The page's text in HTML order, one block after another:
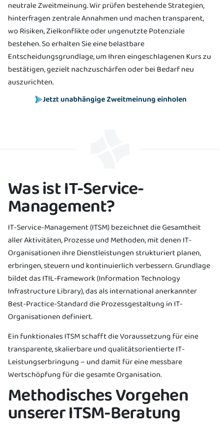
neutrale Zweitmeinung. Wir prüfen bestehende Strategien,
hinterfragen zentrale Annahmen und machen transparent,
wo Risiken, Zielkonflikte oder ungenutzte Potenziale
bestehen. So erhalten Sie eine belastbare
Entscheidungsgrundlage, um Ihren eingeschlagenen Kurs zu
bestätigen, gezielt nachzuschärfen oder bei Bedarf neu
auszurichten.
Jetzt unabhängige Zweitmeinung einholen
Was ist IT-Service-
Management?
IT-Service-Management (ITSM) bezeichnet die Gesamtheit
aller Aktivitäten, Prozesse und Methoden, mit denen IT-
Organisationen ihre Dienstleistungen strukturiert planen,
erbringen, steuern und kontinuierlich verbessern. Grundlage
bildet das ITIL-Framework (Information Technology
Infrastructure Library), das als international anerkannter
Best-Practice-Standard die Prozessgestaltung in IT-
Organisationen definiert.
Ein funktionales ITSM schafft die Voraussetzung für eine
transparente, skalierbare und qualitätsorientierte IT-
Leistungserbringung – und damit für eine messbare
Wertschöpfung für die gesamte Organisation.
Methodisches Vorgehen
unserer ITSM-Beratung